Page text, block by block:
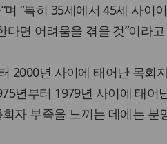
“특히 35세에서 45세 사이
면 어려움을 겪을 것”이라
2000년 사이에 태어난 목회
년부터 1979년 사이에 태어
자 부족을 느끼는 데에는 분